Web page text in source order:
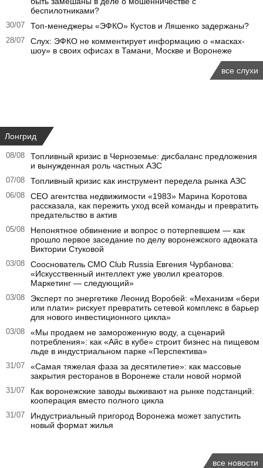
беспилотниками?
30/07 Топ-менеджеры «ЭФКО» Кустов и Ляшенко задержаны?
28/07
Слух: ЭФКО не комментирует информацию о «масках-
шоу» в своих офисах в Тамани, Москве и Воронеже
все слухи
Лонгрид
08/08
Топливный кризис в Черноземье: дисбаланс предложения
и вынужденная роль частных АЗС
07/08 Топливный кризис как инструмент передела рынка АЗС
06/08
CEO агентства недвижимости «1983» Марина Коротова
рассказала, как пережить уход всей команды и превратить
предательство в актив
05/08
Непонятное обвинение и вопрос о потерпевшем — как
прошло первое заседание по делу воронежского адвоката
Виктории Стуковой
03/08
Сооснователь CMO Club Russia Евгения Чурбанова:
«Искусственный интеллект уже уволил креаторов.
Маркетинг — следующий»
03/08
Эксперт по энергетике Леонид Воробей: «Механизм «бери
или плати» рискует превратить сетевой комплекс в барьер
для нового инвестиционного цикла»
03/08
«Мы продаем не замороженную воду, а сценарий
потребления»: как «Айс в кубе» строит бизнес на пищевом
льде в индустриальном парке «Перспектива»
31/07
«Самая тяжелая фаза за десятилетие»: как массовые
закрытия ресторанов в Воронеже стали новой нормой
31/07
Как воронежские заводы выживают на рынке подстанций:
кооперация вместо полного цикла
31/07
Индустриальный пригород Воронежа может запустить
новый формат жилья
все новости